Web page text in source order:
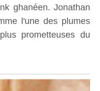
ghanéen. Jonathan
l'une des plumes
prometteuses du